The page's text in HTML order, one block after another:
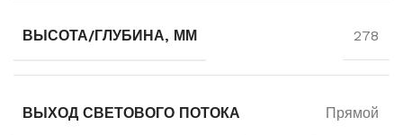
ВЫСОТА/ГЛУБИНА, ММ 278
ВЫХОД СВЕТОВОГО ПОТОКА Прямой